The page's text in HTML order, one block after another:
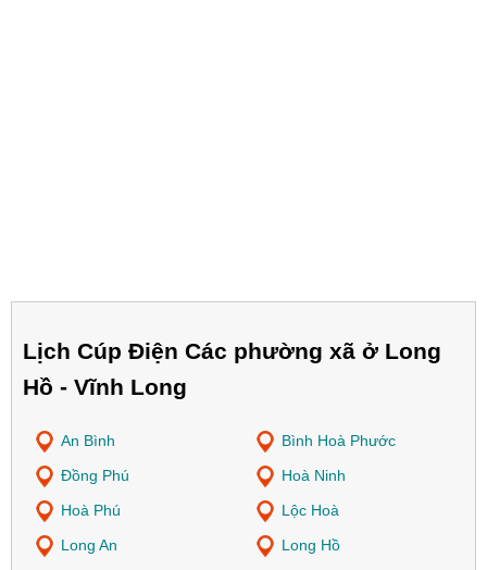
Lịch Cúp Điện Các phường xã ở Long
Hồ - Vĩnh Long
An Bình
Bình Hoà Phước
Đồng Phú
Hoà Ninh
Hoà Phú
Lộc Hoà
Long An
Long Hồ